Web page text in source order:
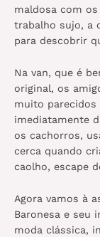
maldosa com
trabalho sujo, a
para descobrir
Na van, que é
original, os
muito parecidos
imediatamente
os cachorros,
cerca quando
caolho, escape
Agora vamos à
Baronesa e seu
moda clássica,